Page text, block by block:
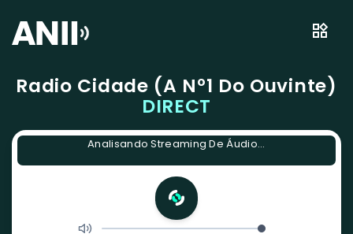
Radio Cidade (a Nº1 Do Ouvinte)
DIRECT
Analisando Streaming De Áudio...